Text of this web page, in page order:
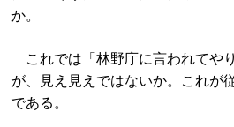
か。
これでは「林野庁に言われてや
が、見え見えではないか。これが
である。